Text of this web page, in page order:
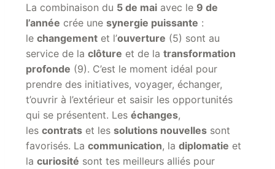
La combinaison du 5 de mai avec le 9 de
l’année crée une synergie puissante :
le changement et l’ouverture (5) sont au
service de la clôture et de la transformation
profonde (9). C’est le moment idéal pour
prendre des initiatives, voyager, échanger,
t’ouvrir à l’extérieur et saisir les opportunités
qui se présentent. Les échanges,
les contrats et les solutions nouvelles sont
favorisés. La communication, la diplomatie et
la curiosité sont tes meilleurs alliés pour